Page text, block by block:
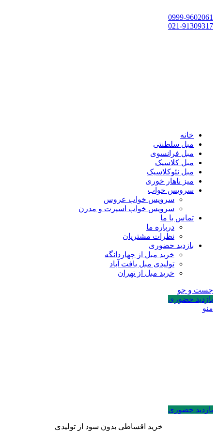
0999-9602061
021-91309317
خانه
مبل سلطنتی
مبل فرانسوی
مبل کلاسیک
مبل نئوکلاسیک
میز ناهار خوری
سرویس خواب
سرویس خواب عروس
سرویس خواب اسپرت و مدرن
تماس با ما
درباره ما
نظرات مشتریان
بازدید حضوری
خرید مبل از چهاردانگه
تولیدی مبل یافت آباد
خرید مبل از تهران
جست و جو
بازدید حضوری
منو
بازدید حضوری
خرید اقساطی بدون سود از تولیدی